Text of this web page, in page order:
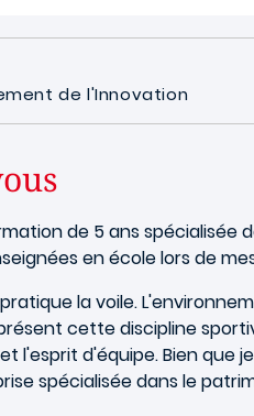
de l'Innovation
de 5 ans
en école lors de
la voile.
cette discipline
l'esprit d'équipe. Bien que
spécialisée dans le